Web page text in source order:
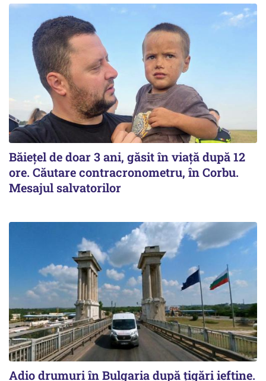
Băiețel de doar 3 ani, găsit în viață după 12
ore. Căutare contracronometru, în Corbu.
Mesajul salvatorilor
Adio drumuri în Bulgaria după țigări ieftine.